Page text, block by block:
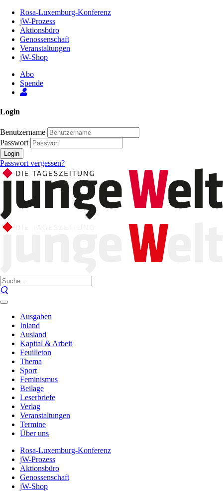
Inhalt
Seite
Rosa-Luxemburg-Konferenz
jW-Prozess
Aktionsbüro
Genossenschaft
Veranstaltungen
jW-Shop
Abo
Spende
Login
Benutzername
Passwort
Login
Passwort vergessen?
Ausgaben
Inland
Ausland
Kapital & Arbeit
Feuilleton
Thema
Sport
Feminismus
Beilage
Leserbriefe
Verlag
Veranstaltungen
Termine
Über uns
Rosa-Luxemburg-Konferenz
jW-Prozess
Aktionsbüro
Genossenschaft
jW-Shop